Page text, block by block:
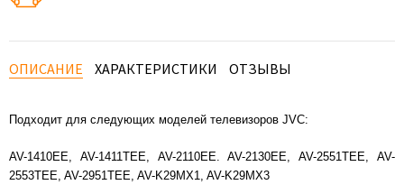
ОПИСАНИЕ ХАРАКТЕРИСТИКИ ОТЗЫВЫ
Подходит для следующих моделей телевизоров JVC:
AV-1410EE, AV-1411TEE, AV-2110EE. AV-2130EE, AV-2551TEE, AV-
2553TEE, AV-2951TEE, AV-K29MX1, AV-K29MX3